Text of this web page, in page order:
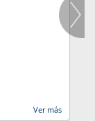
Ver más